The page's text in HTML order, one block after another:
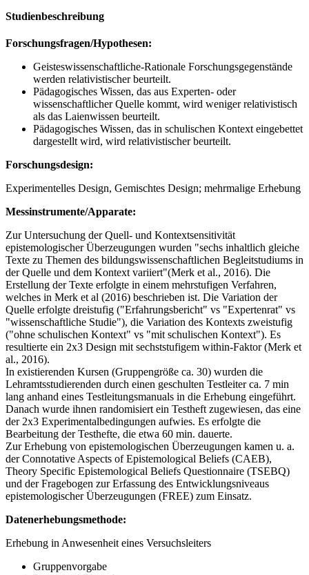
Studienbeschreibung
Forschungsfragen/Hypothesen:
Geisteswissenschaftliche-Rationale Forschungsgegenstände
werden relativistischer beurteilt.
Pädagogisches Wissen, das aus Experten- oder
wissenschaftlicher Quelle kommt, wird weniger relativistisch
als das Laienwissen beurteilt.
Pädagogisches Wissen, das in schulischen Kontext eingebettet
dargestellt wird, wird relativistischer beurteilt.
Forschungsdesign:
Experimentelles Design, Gemischtes Design; mehrmalige Erhebung
Messinstrumente/Apparate:
Zur Untersuchung der Quell- und Kontextsensitivität
epistemologischer Überzeugungen wurden "sechs inhaltlich gleiche
Texte zu Themen des bildungswissenschaftlichen Begleitstudiums in
der Quelle und dem Kontext variiert"(Merk et al., 2016). Die
Erstellung der Texte erfolgte in einem mehrstufigen Verfahren,
welches in Merk et al (2016) beschrieben ist. Die Variation der
Quelle erfolgte dreistufig ("Erfahrungsbericht" vs "Expertenrat" vs
"wissenschaftliche Studie"), die Variation des Kontexts zweistufig
("ohne schulischen Kontext" vs "mit schulischen Kontext"). Es
resultierte ein 2x3 Design mit sechststufigem within-Faktor (Merk et
al., 2016).
In existierenden Kursen (Gruppengröße ca. 30) wurden die
Lehramtsstudierenden durch einen geschulten Testleiter ca. 7 min
lang anhand eines Testleitungsmanuals in die Erhebung eingeführt.
Danach wurde ihnen randomisiert ein Testheft zugewiesen, das eine
der 2x3 Experimentalbedingungen aufwies. Es erfolgte die
Bearbeitung der Testhefte, die etwa 60 min. dauerte.
Zur Erhebung von epistemologischen Überzeugungen kamen u. a.
der Connotative Aspects of Epistemological Beliefs (CAEB),
Theory Specific Epistemological Beliefs Questionnaire (TSEBQ)
und der Fragebogen zur Erfassung des Entwicklungsniveaus
epistemologischer Überzeugungen (FREE) zum Einsatz.
Datenerhebungsmethode:
Erhebung in Anwesenheit eines Versuchsleiters
Gruppenvorgabe